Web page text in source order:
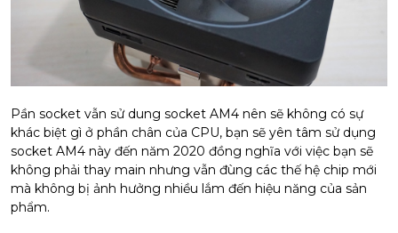
Pần socket vẫn sử dung socket AM4 nên sẽ không có sự
khác biệt gì ở phần chân của CPU, bạn sẽ yên tâm sử dụng
socket AM4 này đến năm 2020 đồng nghĩa với việc bạn sẽ
không phải thay main nhưng vẫn đùng các thế hệ chip mới
mà không bị ảnh hưởng nhiều lắm đến hiệu năng của sản
phẩm.